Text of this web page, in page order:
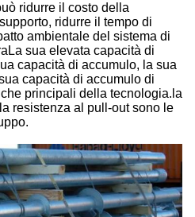
ridurre il costo della
ridurre il tempo di
ambientale del sistema di
sua elevata capacità di
capacità di accumulo, la sua
capacità di accumulo di
principali della tecnologia.la
resistenza al pull-out sono le